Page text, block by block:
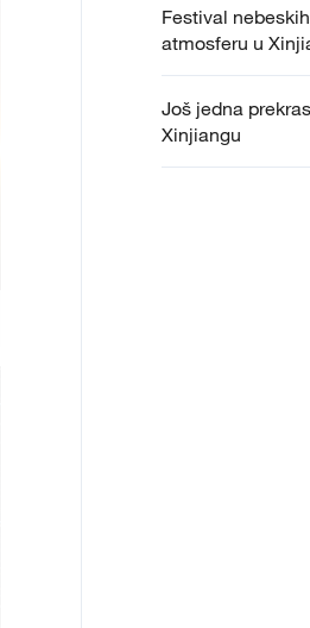
Festival
atmosferu u
Još jedna
Xinjiangu